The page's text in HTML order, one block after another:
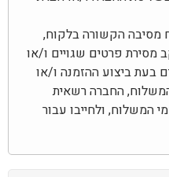
מסיבה הקשורה בלקוח,
מסירת פרטים שגויים ו/או
בעת ביצוע ההזמנה ו/או
החברה רשאית
המשלוח, ולחייבו עבור